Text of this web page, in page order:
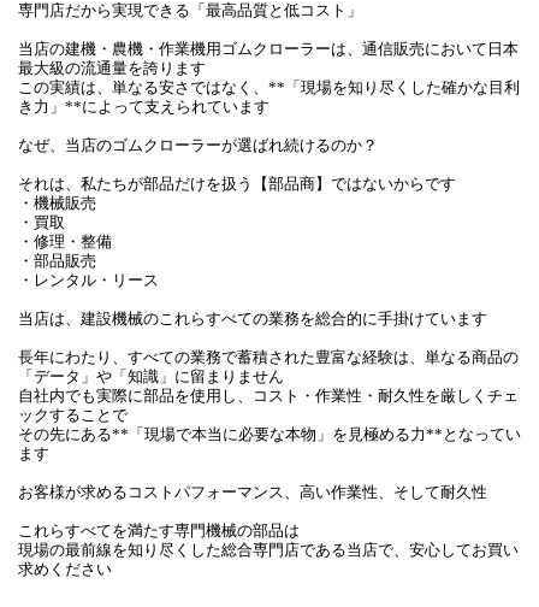
専門店だから実現できる「最高品質と低コスト」
当店の建機・農機・作業機用ゴムクローラーは、通信販売において日本
最大級の流通量を誇ります
この実績は、単なる安さではなく、**「現場を知り尽くした確かな目利
き力」**によって支えられています
なぜ、当店のゴムクローラーが選ばれ続けるのか？
それは、私たちが部品だけを扱う【部品商】ではないからです
・機械販売
・買取
・修理・整備
・部品販売
・レンタル・リース
当店は、建設機械のこれらすべての業務を総合的に手掛けています
長年にわたり、すべての業務で蓄積された豊富な経験は、単なる商品の
「データ」や「知識」に留まりません
自社内でも実際に部品を使用し、コスト・作業性・耐久性を厳しくチェ
ックすることで
その先にある**「現場で本当に必要な本物」を見極める力**となってい
ます
お客様が求めるコストパフォーマンス、高い作業性、そして耐久性
これらすべてを満たす専門機械の部品は
現場の最前線を知り尽くした総合専門店である当店で、安心してお買い
求めください